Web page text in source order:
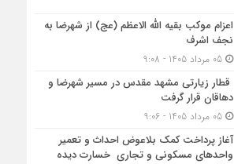
اعزام موکب بقیه الله الاعظم (عج) از شهرضا به
نجف اشرف
05 مرداد 1405 - 9:08
قطار زیارتی مشهد مقدس در مسیر شهرضا و
دهاقان قرار گرفت
05 مرداد 1405 - 9:06
آغاز پرداخت کمک بلاعوض احداث و تعمیر
واحد‌های مسکونی و تجاری خسارت دیده